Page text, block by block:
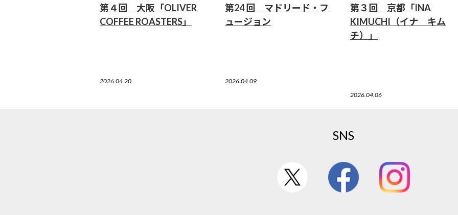
第４回 大阪「OLIVER
COFFEE ROASTERS」
2026.04.20
第24 回 マドリード・フ
ュージョン
2026.04.09
第３回 京都「INA
KIMUCHI（イナ キム
チ）」
2026.04.06
SNS